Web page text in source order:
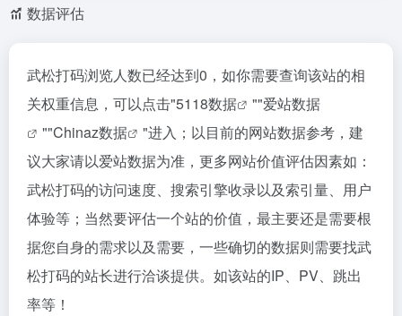
数据评估
武松打码浏览人数已经达到0，如你需要查询该站的相
关权重信息，可以点击"5118数据 ""爱站数据
""Chinaz数据
"进入；以目前的网站数据参考，建
议大家请以爱站数据为准，更多网站价值评估因素如：
武松打码的访问速度、搜索引擎收录以及索引量、用户
体验等；当然要评估一个站的价值，最主要还是需要根
据您自身的需求以及需要，一些确切的数据则需要找武
松打码的站长进行洽谈提供。如该站的IP、PV、跳出
率等！